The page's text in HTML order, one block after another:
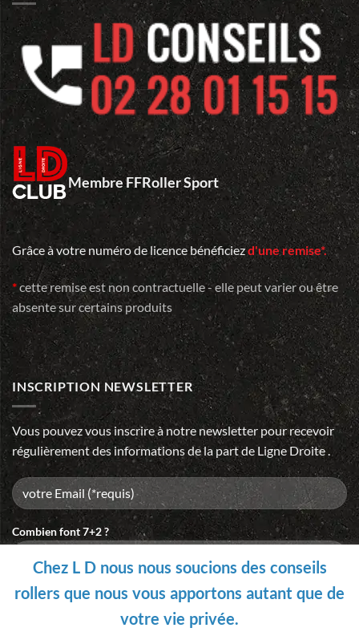
100
ans…
Membre FFRoller Sport
Grâce à votre numéro de licence bénéficiezd'une remise*.
*cette remise est non contractuelle - elle peut varier ou être
absente sur certains produits
INSCRIPTION NEWSLETTER
Vous pouvez vous inscrire à notre newsletter pour recevoir
régulièrement des informations de la part de Ligne Droite .
Combien font 7+2 ?
Please
Chez L D nous nous soucions des conseils
rollers que nous vous apportons autant que de
votre vie privée.